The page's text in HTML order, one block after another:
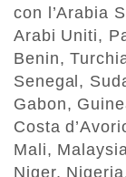
con l’Arabia
Arabi Uniti,
Benin,
Senegal,
Gabon,
Costa
Mali,
Niger,